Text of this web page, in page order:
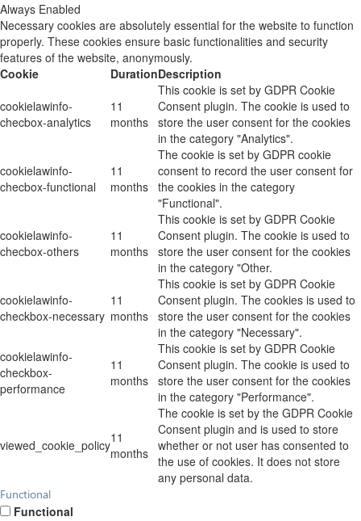
Always Enabled
Necessary cookies are absolutely essential for the website to function
properly. These cookies ensure basic functionalities and security
features of the website, anonymously.
Cookie
DurationDescription
cookielawinfo-
checbox-analytics
11
months
This cookie is set by GDPR Cookie
Consent plugin. The cookie is used to
store the user consent for the cookies
in the category "Analytics".
cookielawinfo-
checbox-functional
11
months
The cookie is set by GDPR cookie
consent to record the user consent for
the cookies in the category
"Functional".
cookielawinfo-
checbox-others
11
months
This cookie is set by GDPR Cookie
Consent plugin. The cookie is used to
store the user consent for the cookies
in the category "Other.
cookielawinfo-
checkbox-necessary
11
months
This cookie is set by GDPR Cookie
Consent plugin. The cookies is used to
store the user consent for the cookies
in the category "Necessary".
cookielawinfo-
checkbox-
performance
11
months
This cookie is set by GDPR Cookie
Consent plugin. The cookie is used to
store the user consent for the cookies
in the category "Performance".
viewed_cookie_policy11
months
The cookie is set by the GDPR Cookie
Consent plugin and is used to store
whether or not user has consented to
the use of cookies. It does not store
any personal data.
Functional
Functional